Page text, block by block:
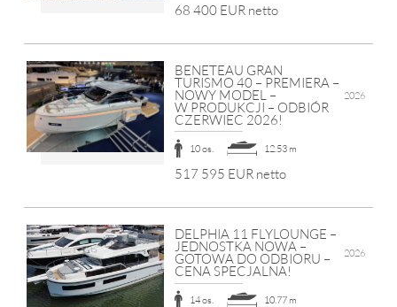
68 400 EUR netto
BENETEAU GRAN
TURISMO 40 – PREMIERA –
NOWY MODEL –
W PRODUKCJI – ODBIÓR
CZERWIEC 2026!
2026
10 os. 12.53 m
517 595 EUR netto
DELPHIA 11 FLYLOUNGE –
JEDNOSTKA NOWA –
GOTOWA DO ODBIORU –
CENA SPECJALNA!
2026
14 os. 10.77 m